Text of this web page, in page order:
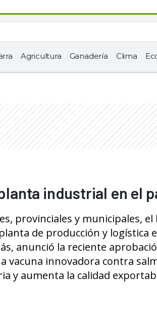
Agricultura Ganadería Clima
industrial en el
provinciales y municipales,
de producción y logística
anunció la reciente
vacuna innovadora contra
y aumenta la calidad